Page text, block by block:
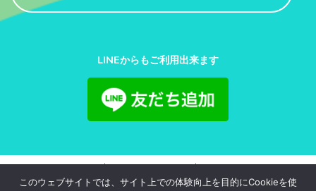
LINEからもご利用出来ます
このウェブサイトでは、サイト上での体験向上を目的にCookieを使